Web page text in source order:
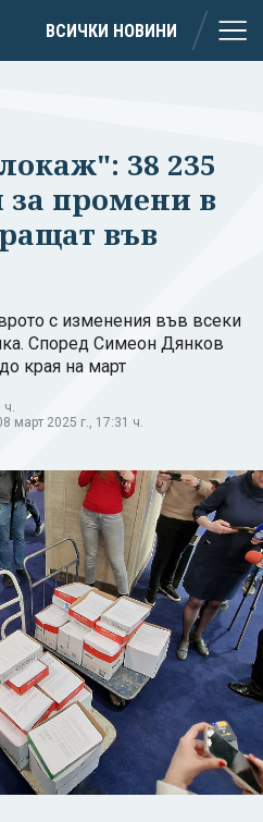
ВСИЧКИ НОВИНИ
38 235
промени в
във
с изменения във всеки
Според Симеон Дянков
края на март
ч.
март 2025 г., 17:31 ч.